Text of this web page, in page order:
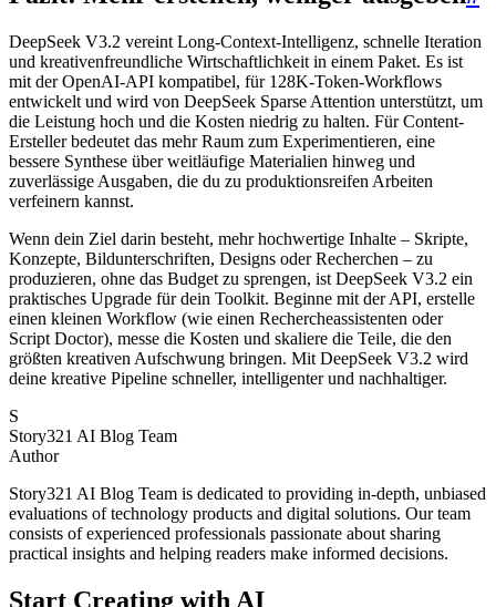
DeepSeek V3.2 vereint Long-Context-Intelligenz, schnelle Iteration
und kreativenfreundliche Wirtschaftlichkeit in einem Paket. Es ist
mit der OpenAI-API kompatibel, für 128K-Token-Workflows
entwickelt und wird von DeepSeek Sparse Attention unterstützt, um
die Leistung hoch und die Kosten niedrig zu halten. Für Content-
Ersteller bedeutet das mehr Raum zum Experimentieren, eine
bessere Synthese über weitläufige Materialien hinweg und
zuverlässige Ausgaben, die du zu produktionsreifen Arbeiten
verfeinern kannst.
Wenn dein Ziel darin besteht, mehr hochwertige Inhalte – Skripte,
Konzepte, Bildunterschriften, Designs oder Recherchen – zu
produzieren, ohne das Budget zu sprengen, ist DeepSeek V3.2 ein
praktisches Upgrade für dein Toolkit. Beginne mit der API, erstelle
einen kleinen Workflow (wie einen Rechercheassistenten oder
Script Doctor), messe die Kosten und skaliere die Teile, die den
größten kreativen Aufschwung bringen. Mit DeepSeek V3.2 wird
deine kreative Pipeline schneller, intelligenter und nachhaltiger.
S
Story321 AI Blog Team
Author
Story321 AI Blog Team is dedicated to providing in-depth, unbiased
evaluations of technology products and digital solutions. Our team
consists of experienced professionals passionate about sharing
practical insights and helping readers make informed decisions.
Start Creating with AI